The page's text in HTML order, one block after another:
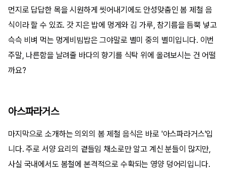
먼지로 답답한 목을 시원하게 씻어내기에도 안성맞춤인 봄 제철 음
식이라 할 수 있죠. 갓 지은 밥에 멍게와 김 가루, 참기름을 듬뿍 넣고
슥슥 비벼 먹는 멍게비빔밥은 그야말로 별미 중의 별미입니다. 이번
주말, 나른함을 날려줄 바다의 향기를 식탁 위에 올려보시는 건 어떨
까요?
아스파라거스
마지막으로 소개하는 의외의 봄 제철 음식은 바로 '아스파라거스'입
니다. 주로 서양 요리의 곁들임 채소로만 알고 계신 분들이 많지만,
사실 국내에서도 봄철에 본격적으로 수확되는 영양 덩어리입니다.